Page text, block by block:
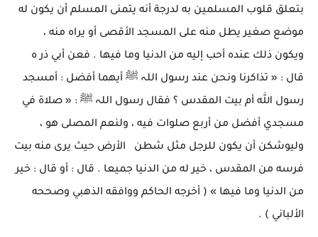
بتعلق قلوب المسلمين به لدرجة أنه يتمنى المسلم أن يكون له
موضع صغير يطل منه على المسجد الأقصى أو يراه منه ،
ويكون ذلك عنده أحب إليه من الدنيا وما فيها . فعن أبي ذر ه
قال : « تذاكرنا ونحن عند رسول اللہ ﷺ أيهما أفضل : أمسجد
رسول الله أم بيت المقدس ؟ فقال رسول اللہ ﷺ : « صلاة في
مسجدي أفضل من أربع صلوات فيه ، ولنعم المصلى هو ،
وليوشكن أن يكون للرجل مثل شطن الأرض حيث يرى منه بيت
فرسه من المقدس ، خير له من الدنيا جميعا . قال : أو قال : خير
من الدنيا وما فيها » ( أخرجه الحاكم ووافقه الذهبي وصححه
الألباني ) .